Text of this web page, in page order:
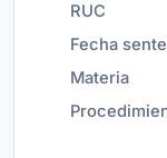
RUC
Fecha
Materia